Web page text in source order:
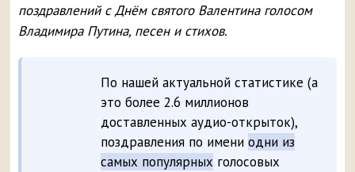
поздравлений с Днём святого Валентина голосом
Владимира Путина, песен и стихов.
По нашей актуальной статистике (а
это более 2.6 миллионов
доставленных аудио-открыток),
поздравления по имениодни из
самых популярных голосовых